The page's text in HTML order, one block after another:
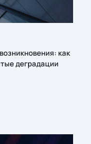
как
деградации